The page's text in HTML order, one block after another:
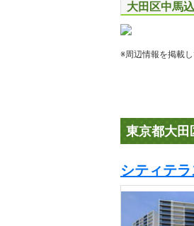
大田区中馬
※周辺情報を掲載
東京都大田
シティテ